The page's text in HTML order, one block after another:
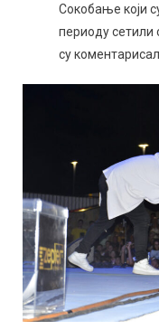
Сокобање који
периоду сетили
су